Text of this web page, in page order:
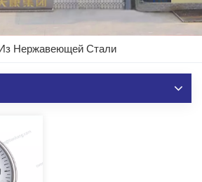
Нержавеющей Стали